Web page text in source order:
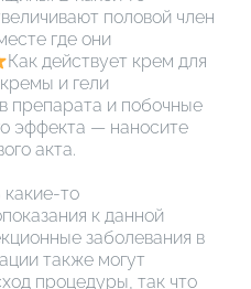
половой член
где они
Как действует крем для
и гели
препарата и побочные
эффекта — наносите
акта.
то
к данной
заболевания в
также могут
процедуры, так что